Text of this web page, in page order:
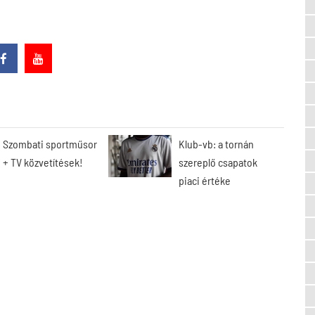
Szombati sportműsor
+ TV közvetítések!
Klub-vb: a tornán
szereplő csapatok
piaci értéke